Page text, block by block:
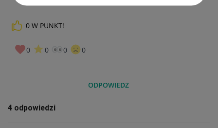
0 W PUNKT!
0 0 0 0
ODPOWIEDZ
4 odpowiedzi